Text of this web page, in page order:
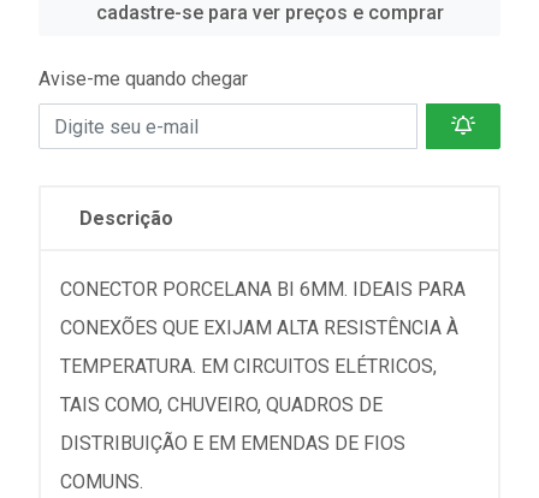
cadastre-se para ver preços e comprar
Avise-me quando chegar
Descrição
CONECTOR PORCELANA BI 6MM. IDEAIS PARA
CONEXÕES QUE EXIJAM ALTA RESISTÊNCIA À
TEMPERATURA. EM CIRCUITOS ELÉTRICOS,
TAIS COMO, CHUVEIRO, QUADROS DE
DISTRIBUIÇÃO E EM EMENDAS DE FIOS
COMUNS.